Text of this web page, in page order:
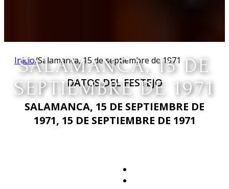
SALAMANCA, 15 DE
SEPTIEMBRE DE 1971
Inicio/Salamanca, 15 de septiembre de 1971
DATOS DEL FESTEJO
SALAMANCA, 15 DE SEPTIEMBRE DE
1971, 15 DE SEPTIEMBRE DE 1971